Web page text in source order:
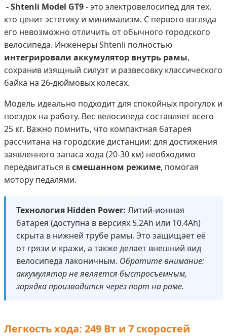
- Shtenli Model GT9- это электровелосипед для тех,
кто ценит эстетику и минимализм. С первого взгляда
его невозможно отличить от обычного городского
велосипеда. Инженеры Shtenli полностью
интегрировали аккумулятор внутрь рамы,
сохранив изящный силуэт и развесовку классического
байка на 26-дюймовых колесах.
Модель идеально подходит для спокойных прогулок и
поездок на работу. Вес велосипеда составляет всего
25 кг. Важно помнить, что компактная батарея
рассчитана на городские дистанции: для достижения
заявленного запаса хода (20-30 км) необходимо
передвигаться всмешанном режиме, помогая
мотору педалями.
Технология Hidden Power: Литий-ионная
батарея (доступна в версиях 5.2Ah или 10.4Ah)
скрыта в нижней трубе рамы. Это защищает её
от грязи и кражи, а также делает внешний вид
велосипеда лаконичным. Обратите внимание:
аккумулятор не является быстросъемным,
зарядка производится через порт на раме.
Легкость хода: 249 Вт и 7 скоростей